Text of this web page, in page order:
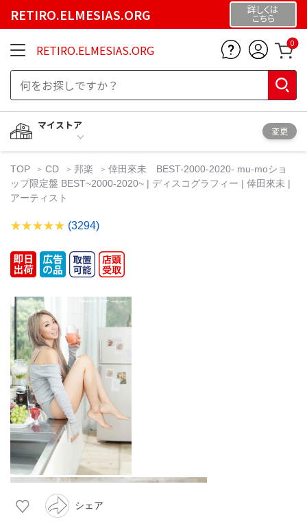
RETIRO.ELMESIAS.ORG 詳しくは
こちら
RETIRO.ELMESIAS.ORG 0
マイストア
変更
TOP CD 邦楽
倖田來未 BEST-2000-2020- mu-moショ
ップ限定盤 BEST~2000-2020~ | ディスコグラフィー | 倖田來未 |
アーティスト
(3294)
シェア